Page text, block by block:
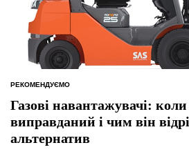
ОПУБЛІКУВАТИ
РЕКОМЕНДУЄМО
Газові навантажувачі:
виправданий і чим він
альтернатив